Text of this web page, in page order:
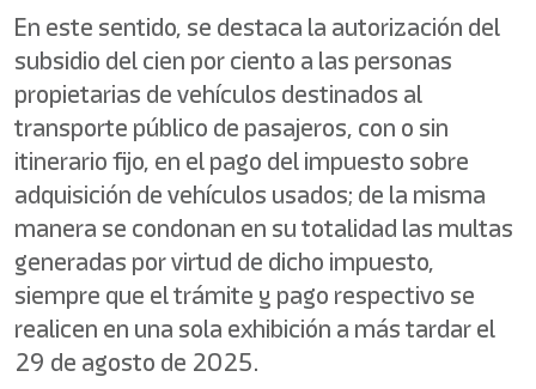
En este sentido, se destaca la autorización del
subsidio del cien por ciento a las personas
propietarias de vehículos destinados al
transporte público de pasajeros, con o sin
itinerario fijo, en el pago del impuesto sobre
adquisición de vehículos usados; de la misma
manera se condonan en su totalidad las multas
generadas por virtud de dicho impuesto,
siempre que el trámite y pago respectivo se
realicen en una sola exhibición a más tardar el
29 de agosto de 2025.